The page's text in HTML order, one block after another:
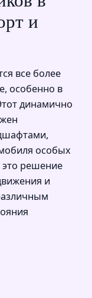
и
все более
особенно в
динамично
особых
решение
и